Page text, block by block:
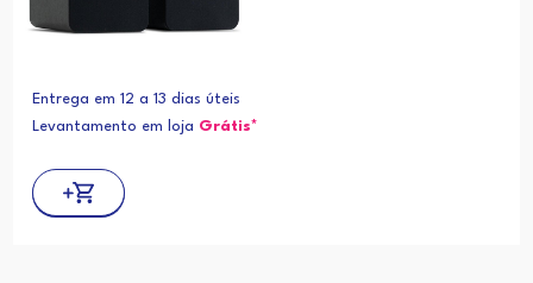
Entrega em 12 a 13 dias úteis
Levantamento em loja Grátis*